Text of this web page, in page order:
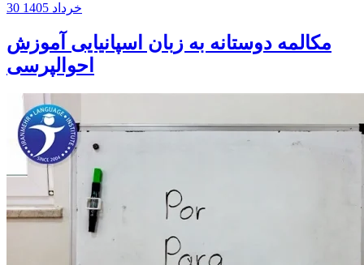
30 خرداد 1405
مکالمه دوستانه به زبان اسپانیایی آموزش
احوالپرسی